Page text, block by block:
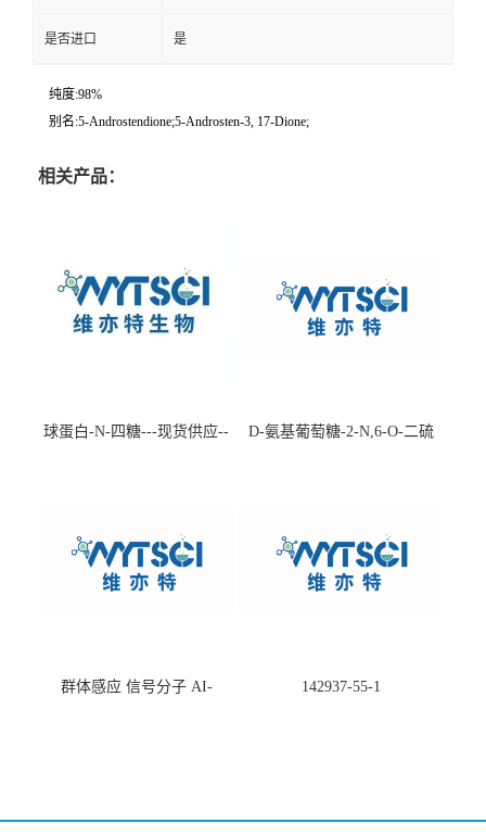
是否进口 是
纯度:98%
别名:5-Androstendione;5-Androsten-3, 17-Dione;
相关产品：
球蛋白-N-四糖---现货供应--
D-氨基葡萄糖-2-N,6-O-二硫
群体感应 信号分子 AI-
142937-55-1